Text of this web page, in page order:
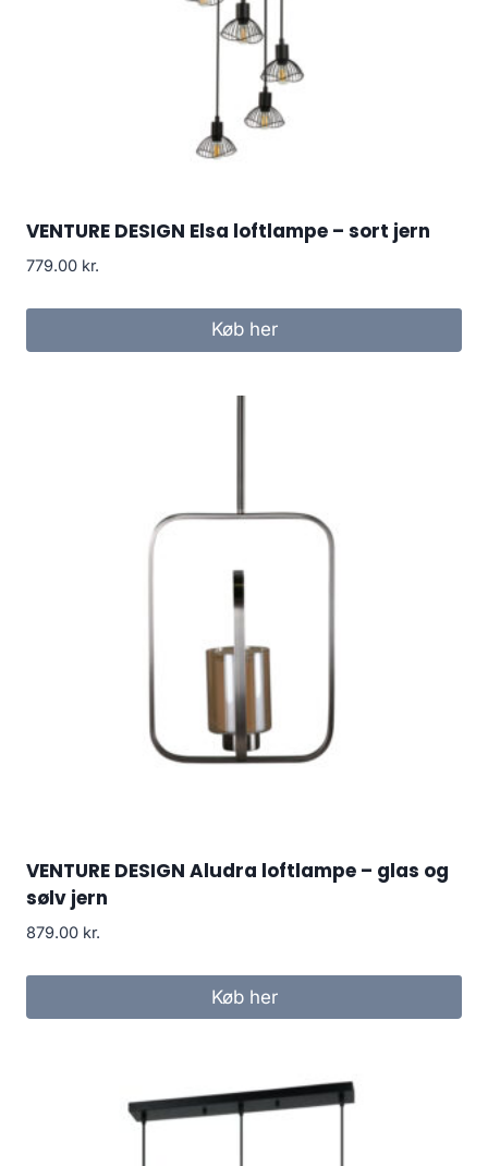
VENTURE DESIGN Elsa loftlampe – sort jern
779.00 kr.
Køb her
VENTURE DESIGN Aludra loftlampe – glas og
sølv jern
879.00 kr.
Køb her